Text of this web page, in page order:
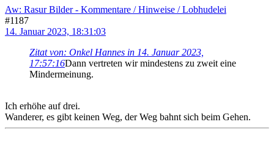
Aw: Rasur Bilder - Kommentare / Hinweise / Lobhudelei
#1187
14. Januar 2023, 18:31:03
Zitat von: Onkel Hannes in 14. Januar 2023,
17:57:16Dann vertreten wir mindestens zu zweit eine
Mindermeinung.
Ich erhöhe auf drei.
Wanderer, es gibt keinen Weg, der Weg bahnt sich beim Gehen.